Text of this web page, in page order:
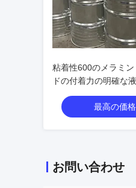
粘着性600のメラミン
ドの付着力の明確な
最高の価
お問い合わせ